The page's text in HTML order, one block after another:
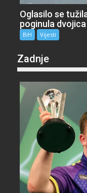
Oglasilo se
poginula
BiH Vijesti
Zadnje